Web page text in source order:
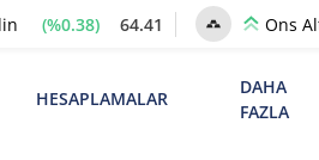
(%0.38) 64.41 Ons
HESAPLAMALAR
DAHA
FAZLA